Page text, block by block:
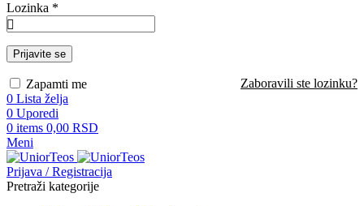
Lozinka *
Prijavite se
Zaboravili ste lozinku?
Zapamti me
0 Lista želja
0 Uporedi
0 items 0,00 RSD
Meni
Prijava / Registracija
Pretraži kategorije